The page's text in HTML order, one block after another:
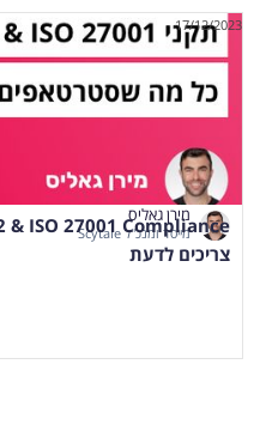
צריכים לדעת
מירן גאליס
מייסד ומנכ"ל Scytale
17/12/2023